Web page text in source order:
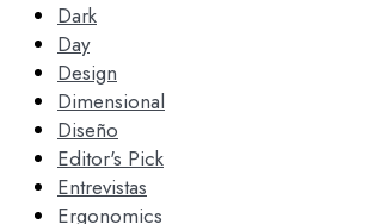
Dark
Day
Design
Dimensional
Diseño
Editor's Pick
Entrevistas
Ergonomics